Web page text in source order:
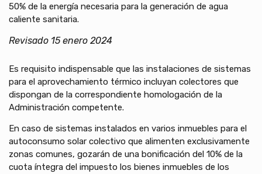
50% de la energía necesaria para la generación de agua
caliente sanitaria.
Revisado 15 enero 2024
Es requisito indispensable que las instalaciones de sistemas
para el aprovechamiento térmico incluyan colectores que
dispongan de la correspondiente homologación de la
Administración competente.
En caso de sistemas instalados en varios inmuebles para el
autoconsumo solar colectivo que alimenten exclusivamente
zonas comunes, gozarán de una bonificación del 10% de la
cuota íntegra del impuesto los bienes inmuebles de los